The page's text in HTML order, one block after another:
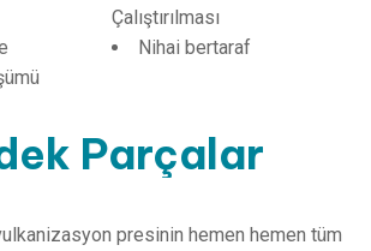
Çalıştırılması
Nihai bertaraf
Parçalar
presinin hemen hemen tüm